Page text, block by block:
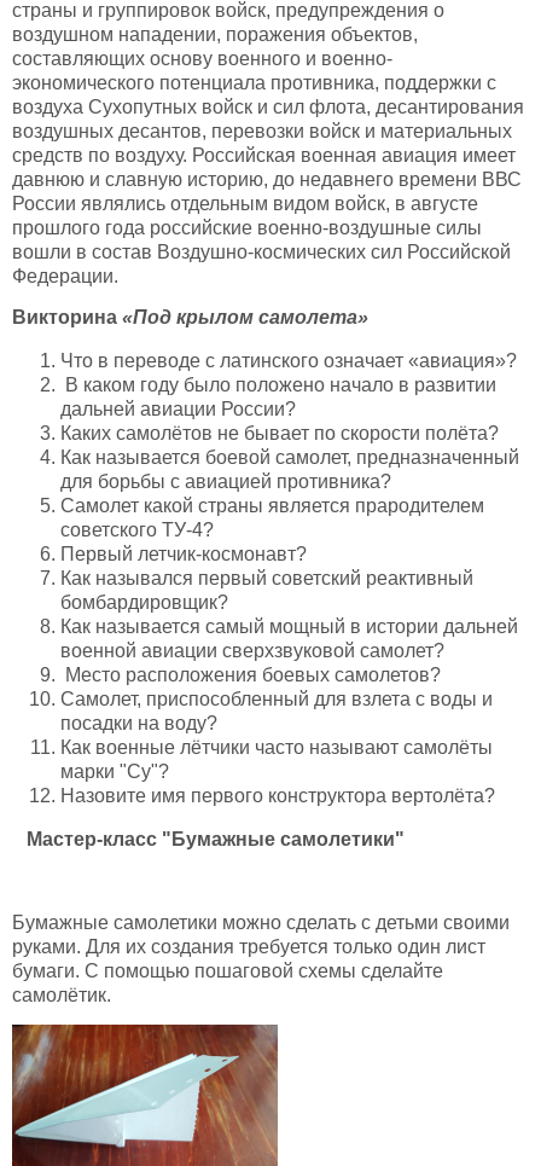
страны и группировок войск, предупреждения о
воздушном нападении, поражения объектов,
составляющих основу военного и военно-
экономического потенциала противника, поддержки с
воздуха Сухопутных войск и сил флота, десантирования
воздушных десантов, перевозки войск и материальных
средств по воздуху. Российская военная авиация имеет
давнюю и славную историю, до недавнего времени ВВС
России являлись отдельным видом войск, в августе
прошлого года российские военно-воздушные силы
вошли в состав Воздушно-космических сил Российской
Федерации.
Викторина «Под крылом самолета»
Что в переводе с латинского означает «авиация»?
В каком году было положено начало в развитии
дальней авиации России?
Каких самолётов не бывает по скорости полёта?
Как называется боевой самолет, предназначенный
для борьбы с авиацией противника?
Самолет какой страны является прародителем
советского ТУ-4?
Первый летчик-космонавт?
Как назывался первый советский реактивный
бомбардировщик?
Как называется самый мощный в истории дальней
военной авиации сверхзвуковой самолет?
Место расположения боевых самолетов?
Самолет, приспособленный для взлета с воды и
посадки на воду?
Как военные лётчики часто называют самолёты
марки "Су"?
Назовите имя первого конструктора вертолёта?
Мастер-класс "Бумажные самолетики"
Бумажные самолетики можно сделать с детьми своими
руками. Для их создания требуется только один лист
бумаги. С помощью пошаговой схемы сделайте
самолётик.